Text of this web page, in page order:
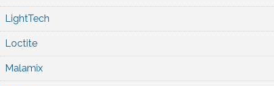
LightTech
Loctite
Malamix